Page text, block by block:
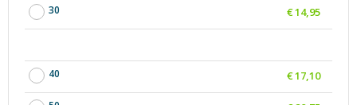
30 € 14,95
40 € 17,10